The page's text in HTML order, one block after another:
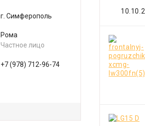
г. Симферополь
Рома
Частное лицо
+7 (978) 712-96-74